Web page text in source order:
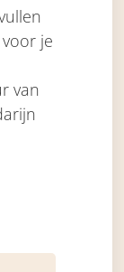
je
van